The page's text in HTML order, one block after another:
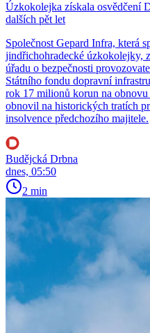
Úzkokolejka získala osvědčení
dalších pět let
Společnost Gepard Infra, která
jindřichohradecké úzkokolejky,
úřadu o bezpečnosti
Státního fondu dopravní
rok 17 milionů korun na
obnovil na historických tratích
insolvence předchozího majitele.
Budějcká Drbna
dnes, 05:50
2 min